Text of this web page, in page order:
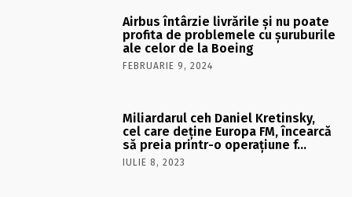
Airbus întârzie livrările și nu poate
profita de problemele cu șuruburile
ale celor de la Boeing
FEBRUARIE 9, 2024
Miliardarul ceh Daniel Kretinsky,
cel care deţine Europa FM, încearcă
să preia printr-o operaţiune f…
IULIE 8, 2023